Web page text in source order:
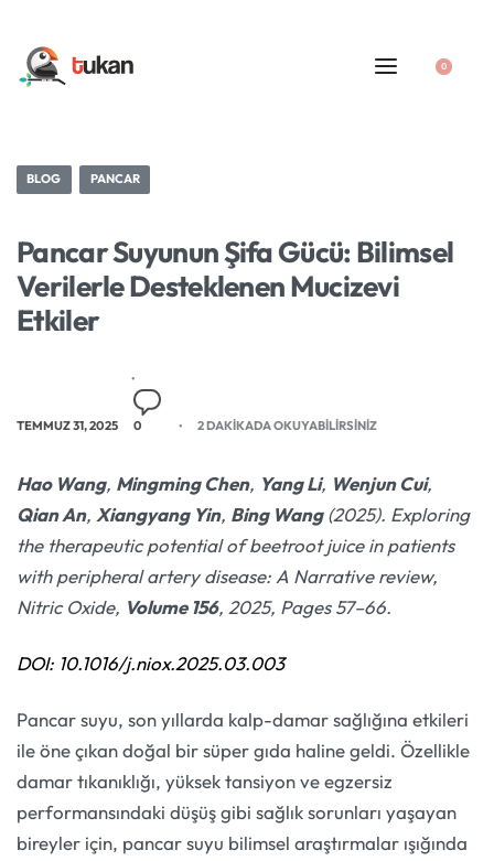
0
BLOG PANCAR
Pancar Suyunun Şifa Gücü: Bilimsel
Verilerle Desteklenen Mucizevi
Etkiler
TEMMUZ 31, 2025 0 2 DAKIKADA OKUYABILIRSINIZ
Hao Wang, Mingming Chen, Yang Li, Wenjun Cui,
Qian An, Xiangyang Yin, Bing Wang(2025). Exploring
the therapeutic potential of beetroot juice in patients
with peripheral artery disease: A Narrative review,
Nitric Oxide, Volume 156, 2025, Pages 57–66.
DOI: 10.1016/j.niox.2025.03.003
Pancar suyu, son yıllarda kalp-damar sağlığına etkileri
ile öne çıkan doğal bir süper gıda haline geldi. Özellikle
damar tıkanıklığı, yüksek tansiyon ve egzersiz
performansındaki düşüş gibi sağlık sorunları yaşayan
bireyler için, pancar suyu bilimsel araştırmalar ışığında